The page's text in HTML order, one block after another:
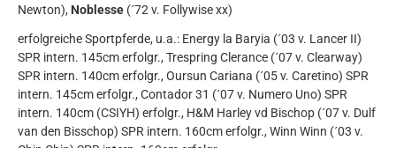
Newton), Noblesse (´72 v. Follywise xx)
erfolgreiche Sportpferde, u.a.: Energy la Baryia (´03 v. Lancer II)
SPR intern. 145cm erfolgr., Trespring Clerance (´07 v. Clearway)
SPR intern. 140cm erfolgr., Oursun Cariana (´05 v. Caretino) SPR
intern. 145cm erfolgr., Contador 31 (´07 v. Numero Uno) SPR
intern. 140cm (CSIYH) erfolgr., H&M Harley vd Bischop (´07 v. Dulf
van den Bisschop) SPR intern. 160cm erfolgr., Winn Winn (´03 v.